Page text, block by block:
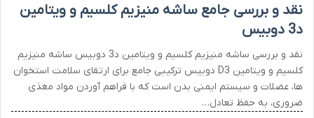
نقد و بررسی جامع ساشه منیزیم کلسیم و ویتامین
د3 دوبیس
نقد و بررسی ساشه منیزیم کلسیم و ویتامین د3 دوبیس ساشه منیزیم
کلسیم و ویتامین D3 دوبیس ترکیبی جامع برای ارتقای سلامت استخوان
ها، عضلات و سیستم ایمنی بدن است که با فراهم آوردن مواد مغذی
ضروری، به حفظ تعادل…